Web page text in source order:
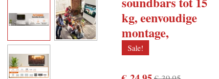
kg, eenvoudige
montage,
Sale!